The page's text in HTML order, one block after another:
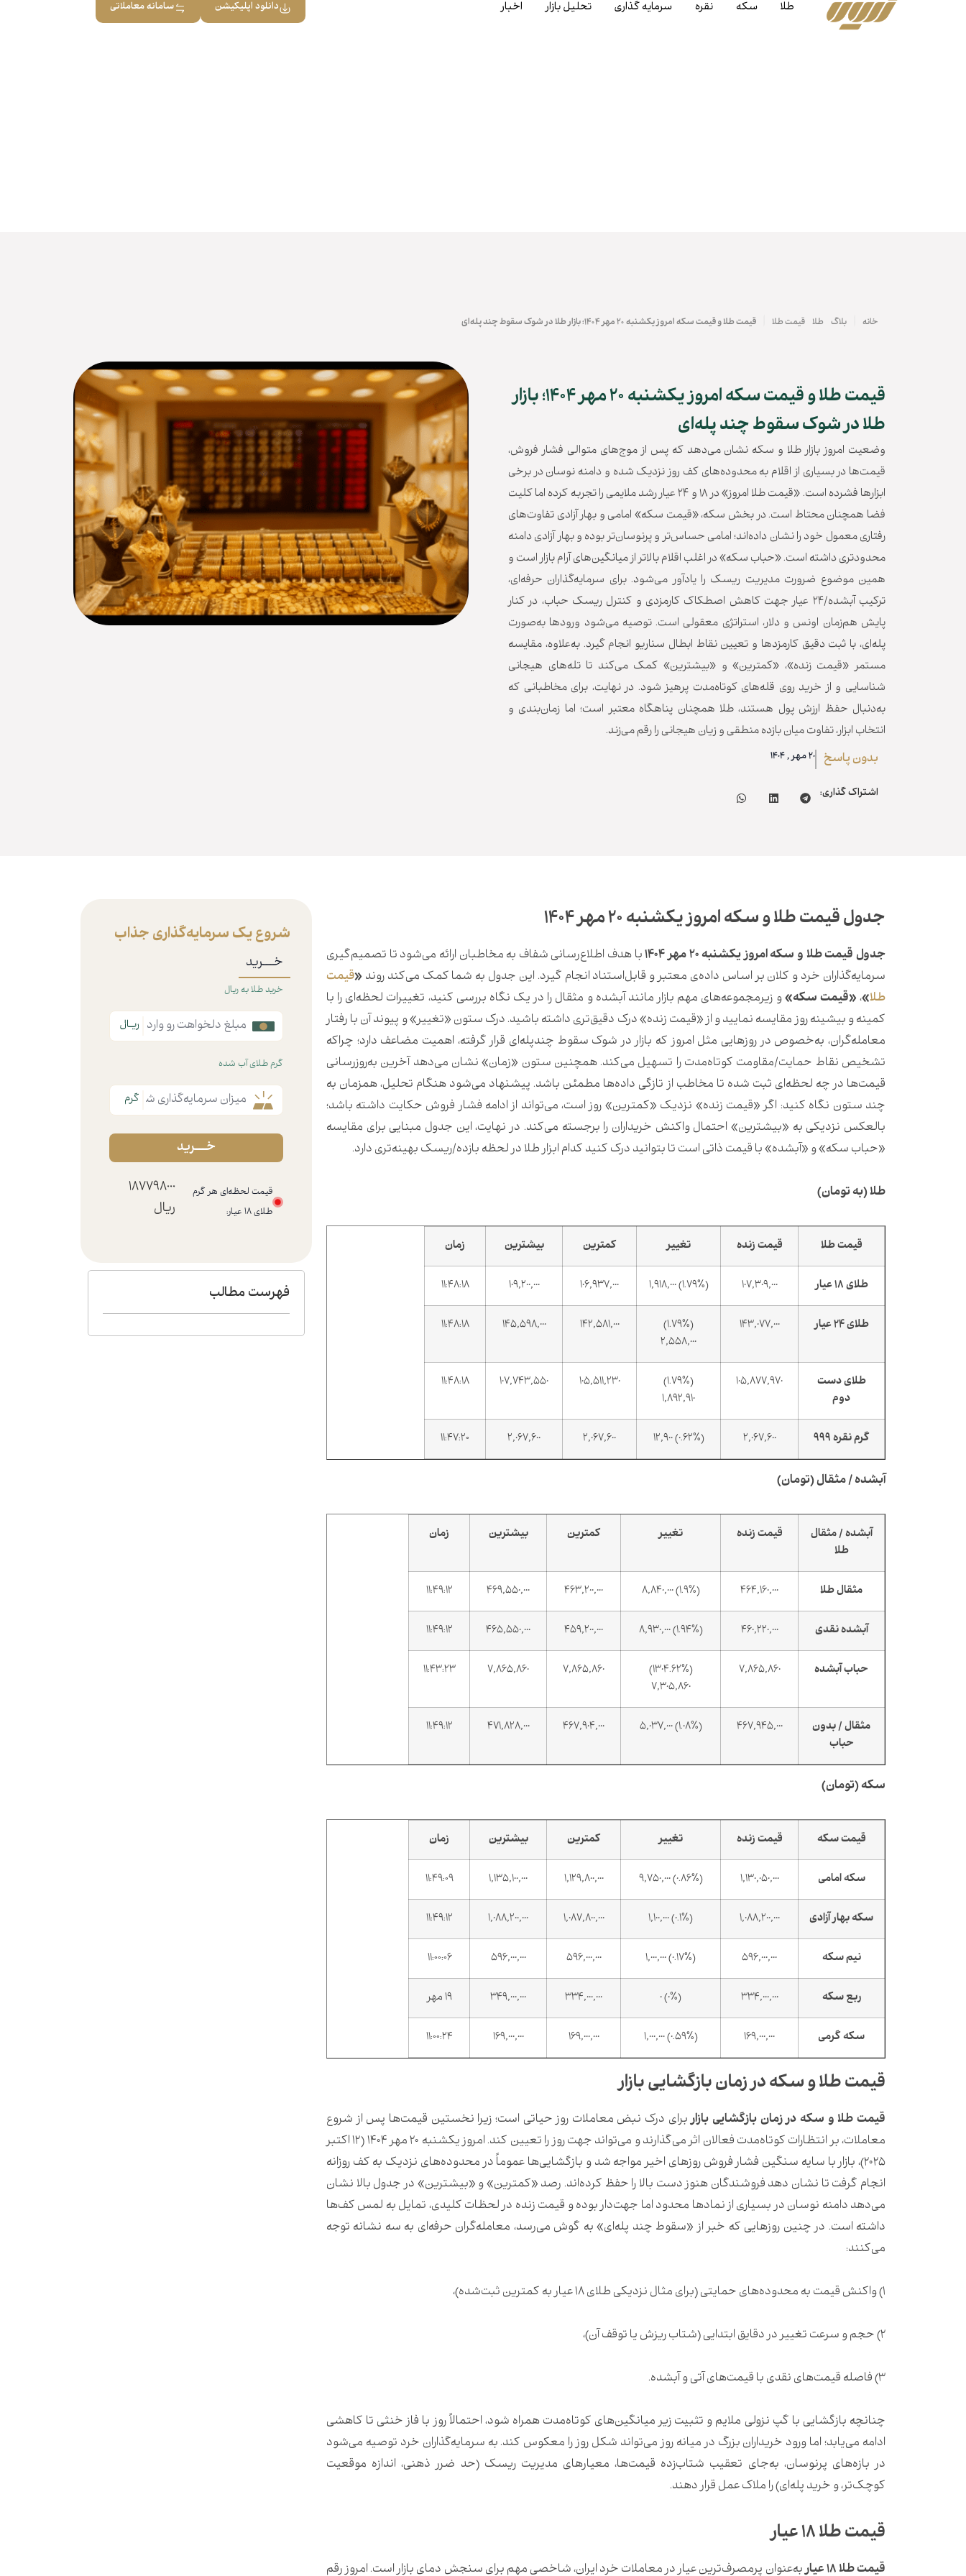
طلا سکه نقره سرمایه گذاری تحلیل بازار اخبار دانلود اپلیکیشن سامانه معاملاتی
خانه بلاگ طلا قیمت طلا قیمت طلا و قیمت سکه امروز یکشنبه ۲۰ مهر ۱۴۰۴؛ بازار طلا در شوک سقوط چند پله‌ای
قیمت طلا و قیمت سکه امروز یکشنبه ۲۰ مهر ۱۴۰۴؛ بازار
طلا در شوک سقوط چند پله‌ای
وضعیت امروز بازار طلا و سکه نشان می‌دهد که پس از موج‌های متوالی فشار فروش،
قیمت‌ها در بسیاری از اقلام به محدوده‌های کف روز نزدیک شده و دامنه نوسان در برخی
ابزارها فشرده است. «قیمت طلا امروز» در ۱۸ و ۲۴ عیار رشد ملایمی را تجربه کرده اما کلیت
فضا همچنان محتاط است. در بخش سکه، «قیمت سکه» امامی و بهار آزادی تفاوت‌های
رفتاری معمول خود را نشان داده‌اند؛ امامی حساس‌تر و پرنوسان‌تر بوده و بهار آزادی دامنه
محدودتری داشته است. «حباب سکه» در اغلب اقلام بالاتر از میانگین‌های آرام بازار است و
همین موضوع ضرورت مدیریت ریسک را یادآور می‌شود. برای سرمایه‌گذاران حرفه‌ای،
ترکیب آبشده/۲۴ عیار جهت کاهش اصطکاک کارمزدی و کنترل ریسک حباب، در کنار
پایش هم‌زمان اونس و دلار، استراتژی معقولی است. توصیه می‌شود ورودها به‌صورت
پله‌ای، با ثبت دقیق کارمزدها و تعیین نقاط ابطال سناریو انجام گیرد. به‌علاوه، مقایسه
مستمر «قیمت زنده»، «کمترین» و «بیشترین» کمک می‌کند تا تله‌های هیجانی
شناسایی و از خرید روی قله‌های کوتاه‌مدت پرهیز شود. در نهایت، برای مخاطبانی که
به‌دنبال حفظ ارزش پول هستند، طلا همچنان پناهگاه معتبر است؛ اما زمان‌بندی و
انتخاب ابزار، تفاوت میان بازده منطقی و زیان هیجانی را رقم می‌زند.
بدون پاسخ 20 مهر , 1404
اشتراک گذاری:
جدول قیمت طلا و سکه امروز یکشنبه ۲۰ مهر ۱۴۰۴
جدول قیمت طلا و سکه امروز یکشنبه ۲۰ مهر ۱۴۰۴
با هدف اطلاع‌رسانی شفاف به مخاطبان ارائه می‌شود تا تصمیم‌گیری
سرمایه‌گذاران خرد و کلان بر اساس داده‌ی معتبر و قابل‌استناد انجام گیرد. این جدول به شما کمک می‌کند روند «قیمت
طلا»، «قیمت سکه»و زیرمجموعه‌های مهم بازار مانند آبشده و مثقال را در یک نگاه بررسی کنید، تغییرات لحظه‌ای را با
کمینه و بیشینه روز مقایسه نمایید و از «قیمت زنده» درک دقیق‌تری داشته باشید. درک ستون «تغییر» و پیوند آن با رفتار
معامله‌گران، به‌خصوص در روزهایی مثل امروز که بازار در شوک سقوط چندپله‌ای قرار گرفته، اهمیت مضاعف دارد؛ چراکه
تشخیص نقاط حمایت/مقاومت کوتاه‌مدت را تسهیل می‌کند. همچنین ستون «زمان» نشان می‌دهد آخرین به‌روزرسانی
قیمت‌ها در چه لحظه‌ای ثبت شده تا مخاطب از تازگی داده‌ها مطمئن باشد. پیشنهاد می‌شود هنگام تحلیل، همزمان به
چند ستون نگاه کنید: اگر «قیمت زنده» نزدیک «کمترین» روز است، می‌تواند از ادامه فشار فروش حکایت داشته باشد؛
بالعکس نزدیکی به «بیشترین» احتمال واکنش خریداران را برجسته می‌کند. در نهایت، این جدول مبنایی برای مقایسه
«حباب سکه» و «آبشده» با قیمت ذاتی است تا بتوانید درک کنید کدام ابزار طلا در لحظه بازده/ریسک بهینه‌تری دارد.
طلا (به تومان)
قیمت طلا قیمت زنده تغییر کمترین بیشترین زمان
طلای 18 عیار 107,309,000
(1.79%) 1,918,000
106,937,000
109,200,000 ۱۱:۴۸:۱۸
طلای 24 عیار 143,077,000
(1.79%)
2,558,000
142,581,000
145,598,000 ۱۱:۴۸:۱۸
طلای دست
دوم
105,877,970
(1.79%)
1,892,910
105,511,230
107,743,550 ۱۱:۴۸:۱۸
گرم نقره ۹۹۹ 2,067,600
(0.62%) 12,900
2,067,600
2,067,600 ۱۱:۴۷:۲۰
آبشده / مثقال (تومان)
آبشده / مثقال
طلا
قیمت زنده تغییر کمترین بیشترین زمان
مثقال طلا 464,160,000
(1.9%) 8,840,000
463,200,000
469,550,000 ۱۱:۴۹:۱۲
آبشده نقدی 460,220,000
(1.94%) 8,930,000
459,200,000
465,550,000 ۱۱:۴۹:۱۲
حباب آبشده 7,865,860
(1304.62%)
7,305,860
7,865,860
7,865,860 ۱۱:۴۳:۲۳
مثقال / بدون
حباب
467,945,000
(1.08%) 5,037,000
467,904,000
471,828,000 ۱۱:۴۹:۱۲
سکه (تومان)
قیمت سکه قیمت زنده تغییر کمترین بیشترین زمان
سکه امامی 1,130,050,000
(0.86%) 9,750,000
1,129,800,000
1,135,100,000 ۱۱:۴۹:۰۹
سکه بهار آزادی 1,088,200,000
(0.1%) 1,100,000
1,087,800,000
1,088,200,000 ۱۱:۴۹:۱۲
نیم سکه 596,000,000
(0.17%) 1,000,000
596,000,000
596,000,000 ۱۱:۰۰:۰۶
ربع سکه 334,000,000
(0%) 0
334,000,000
349,000,000 ۱۹ مهر
سکه گرمی 169,000,000
(0.59%) 1,000,000
169,000,000
169,000,000 ۱۱:۰۰:۲۴
قیمت طلا و سکه در زمان بازگشایی بازار
قیمت طلا و سکه در زمان بازگشایی بازاربرای درک نبض معاملات روز حیاتی است؛ زیرا نخستین قیمت‌ها پس از شروع
معاملات، بر انتظارات کوتاه‌مدت فعالان اثر می‌گذارند و می‌تواند جهت روز را تعیین کند. امروز یکشنبه ۲۰ مهر ۱۴۰۴ (۱۲ اکتبر
۲۰۲۵)، بازار با سایه سنگین فشار فروش روزهای اخیر مواجه شد و بازگشایی‌ها عموماً در محدوده‌های نزدیک به کف روزانه
انجام گرفت تا نشان دهد فروشندگان هنوز دست بالا را حفظ کرده‌اند. رصد «کمترین» و «بیشترین» در جدول بالا نشان
می‌دهد دامنه نوسان در بسیاری از نمادها محدود اما جهت‌دار بوده و قیمت زنده در لحظات کلیدی، تمایل به لمس کف‌ها
داشته است. در چنین روزهایی که خبر از «سقوط چند پله‌ای» به گوش می‌رسد، معامله‌گران حرفه‌ای به سه نشانه توجه
می‌کنند:
1) واکنش قیمت به محدوده‌های حمایتی (برای مثال نزدیکی طلای ۱۸ عیار به کمترین ثبت‌شده)،
2) حجم و سرعت تغییر در دقایق ابتدایی (شتاب ریزش یا توقف آن)،
3) فاصله قیمت‌های نقدی با قیمت‌های آتی و آبشده.
چنانچه بازگشایی با گپ نزولی ملایم و تثبیت زیر میانگین‌های کوتاه‌مدت همراه شود، احتمالاً روز با فاز خنثی تا کاهشی
ادامه می‌یابد؛ اما ورود خریداران بزرگ در میانه روز می‌تواند شکل روز را معکوس کند. به سرمایه‌گذاران خرد توصیه می‌شود
در بازه‌های پرنوسان، به‌جای تعقیب شتاب‌زده قیمت‌ها، معیارهای مدیریت ریسک (حد ضرر ذهنی، اندازه موقعیت
کوچک‌تر، و خرید پله‌ای) را ملاک عمل قرار دهند.
قیمت طلا 18 عیار
قیمت طلا 18 عیار به‌عنوان پرمصرف‌ترین عیار در معاملات خرد ایران، شاخصی مهم برای سنجش دمای بازار است. امروز رقم
شروع یک سرمایه‌گذاری جذاب
خـــرید
خرید طلا به ریال
گرم طلای آب شده
خـــرید
قیمت لحظه‌ای هر گرم
طلای ۱۸ عیار:
187798000
ریال
فهرست مطالب​